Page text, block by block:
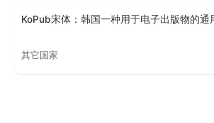
KoPub宋体：韩国一种用于电子出版物的通
其它国家